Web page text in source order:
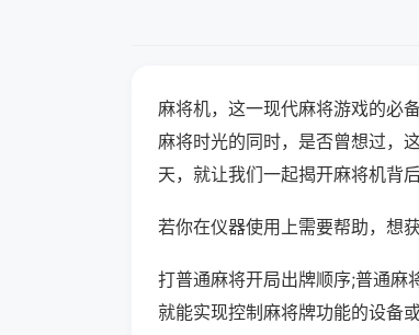
麻将机，这一现代麻将游戏的必
麻将时光的同时，是否曾想过，
天，就让我们一起揭开麻将机背
若你在仪器使用上需要帮助，想
打普通麻将开局出牌顺序;普通麻
就能实现控制麻将牌功能的设备或